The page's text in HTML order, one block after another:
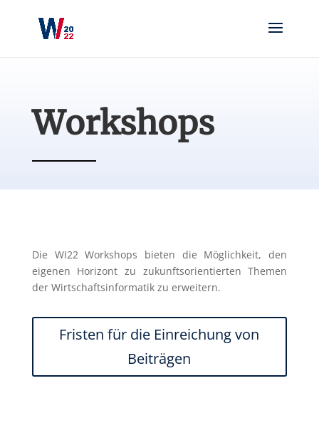
Workshops
Die WI22 Workshops bieten die Möglichkeit, den
eigenen Horizont zu zukunftsorientierten Themen
der Wirtschaftsinformatik zu erweitern.
Fristen für die Einreichung von
Beiträgen